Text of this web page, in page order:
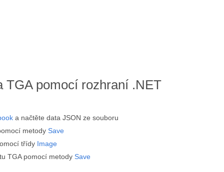
TGA pomocí rozhraní .NET
a načtěte data JSON ze souboru
metody Save
třídy Image
TGA pomocí metody Save